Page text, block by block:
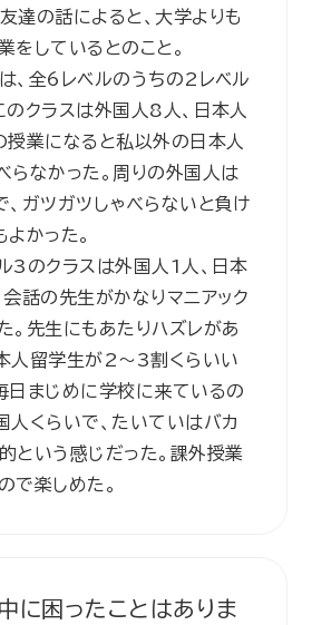
達の話によると、大学よりも
をしているとのこと。
、全6レベルのうちの2レベル
のクラスは外国人8人、日本人
授業になると私以外の日本人
らなかった。周りの外国人は
、ガツガツしゃべらないと負け
かった。
3のクラスは外国人1人、日本
会話の先生がかなりマニアック
。先生にもあたりハズレがあ
人留学生が2～3割くらいい
日まじめに学校に来ているの
人くらいで、たいていはバカ
という感じだった。課外授業
で楽しめた。
に困ったことはありま